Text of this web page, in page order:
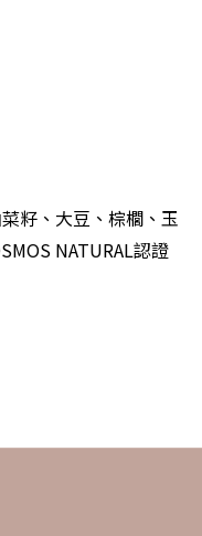
籽、大豆、棕櫚、玉
NATURAL認證